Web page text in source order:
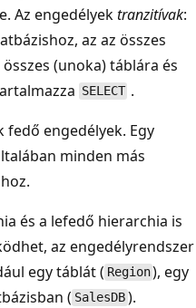
Az engedélyektranzitívak:
az az összes
(unoka) táblára és
SELECT .
fedő engedélyek. Egy
minden más
és a lefedő hierarchia is
az engedélyrendszer
egy táblát ( Region), egy
( SalesDB).